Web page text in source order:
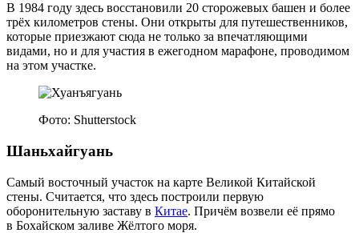
В 1984 году здесь восстановили 20 сторожевых башен и более
трёх километров стены. Они открыты для путешественников,
которые приезжают сюда не только за впечатляющими
видами, но и для участия в ежегодном марафоне, проводимом
на этом участке.
Фото: Shutterstock
Шаньхайгуань
Самый восточный участок на карте Великой Китайской
стены. Считается, что здесь построили первую
оборонительную заставу в Китае. Причём возвели её прямо
в Бохайском заливе Жёлтого моря.